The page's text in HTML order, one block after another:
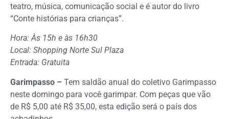
teatro, música, comunicação social e é autor do livro
“Conte histórias para crianças”.
Hora: Às 15h e às 16h30
Local: Shopping Norte Sul Plaza
Entrada: Gratuita
Garimpasso – Tem saldão anual do coletivo Garimpasso
neste domingo para você garimpar. Com peças que vão
de R$ 5,00 até R$ 35,00, esta edição será o país dos